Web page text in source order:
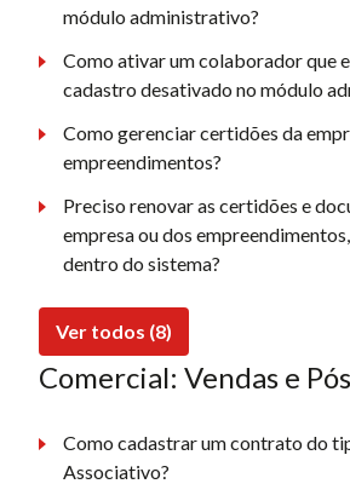
módulo administrativo?
Como ativar um colaborador que
cadastro desativado no módulo
Como gerenciar certidões da
empreendimentos?
Preciso renovar as certidões e
empresa ou dos
dentro do sistema?
Ver todos (8)
Comercial: Vendas e
Como cadastrar um contrato do
Associativo?